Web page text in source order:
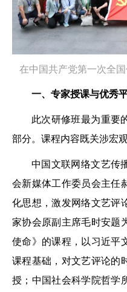
在中国共产党第一次全
一、专家授课与优秀
此次研修班最为重要
部分。课程内容既关涉宏
中国文联网络文艺传
会新媒体工作委员会主任
化思想，激发网络文艺评
家协会原副主席毛时安题
使命》的课程，以习近平
课程基础，对文艺评论的
授；中国社会科学院哲学